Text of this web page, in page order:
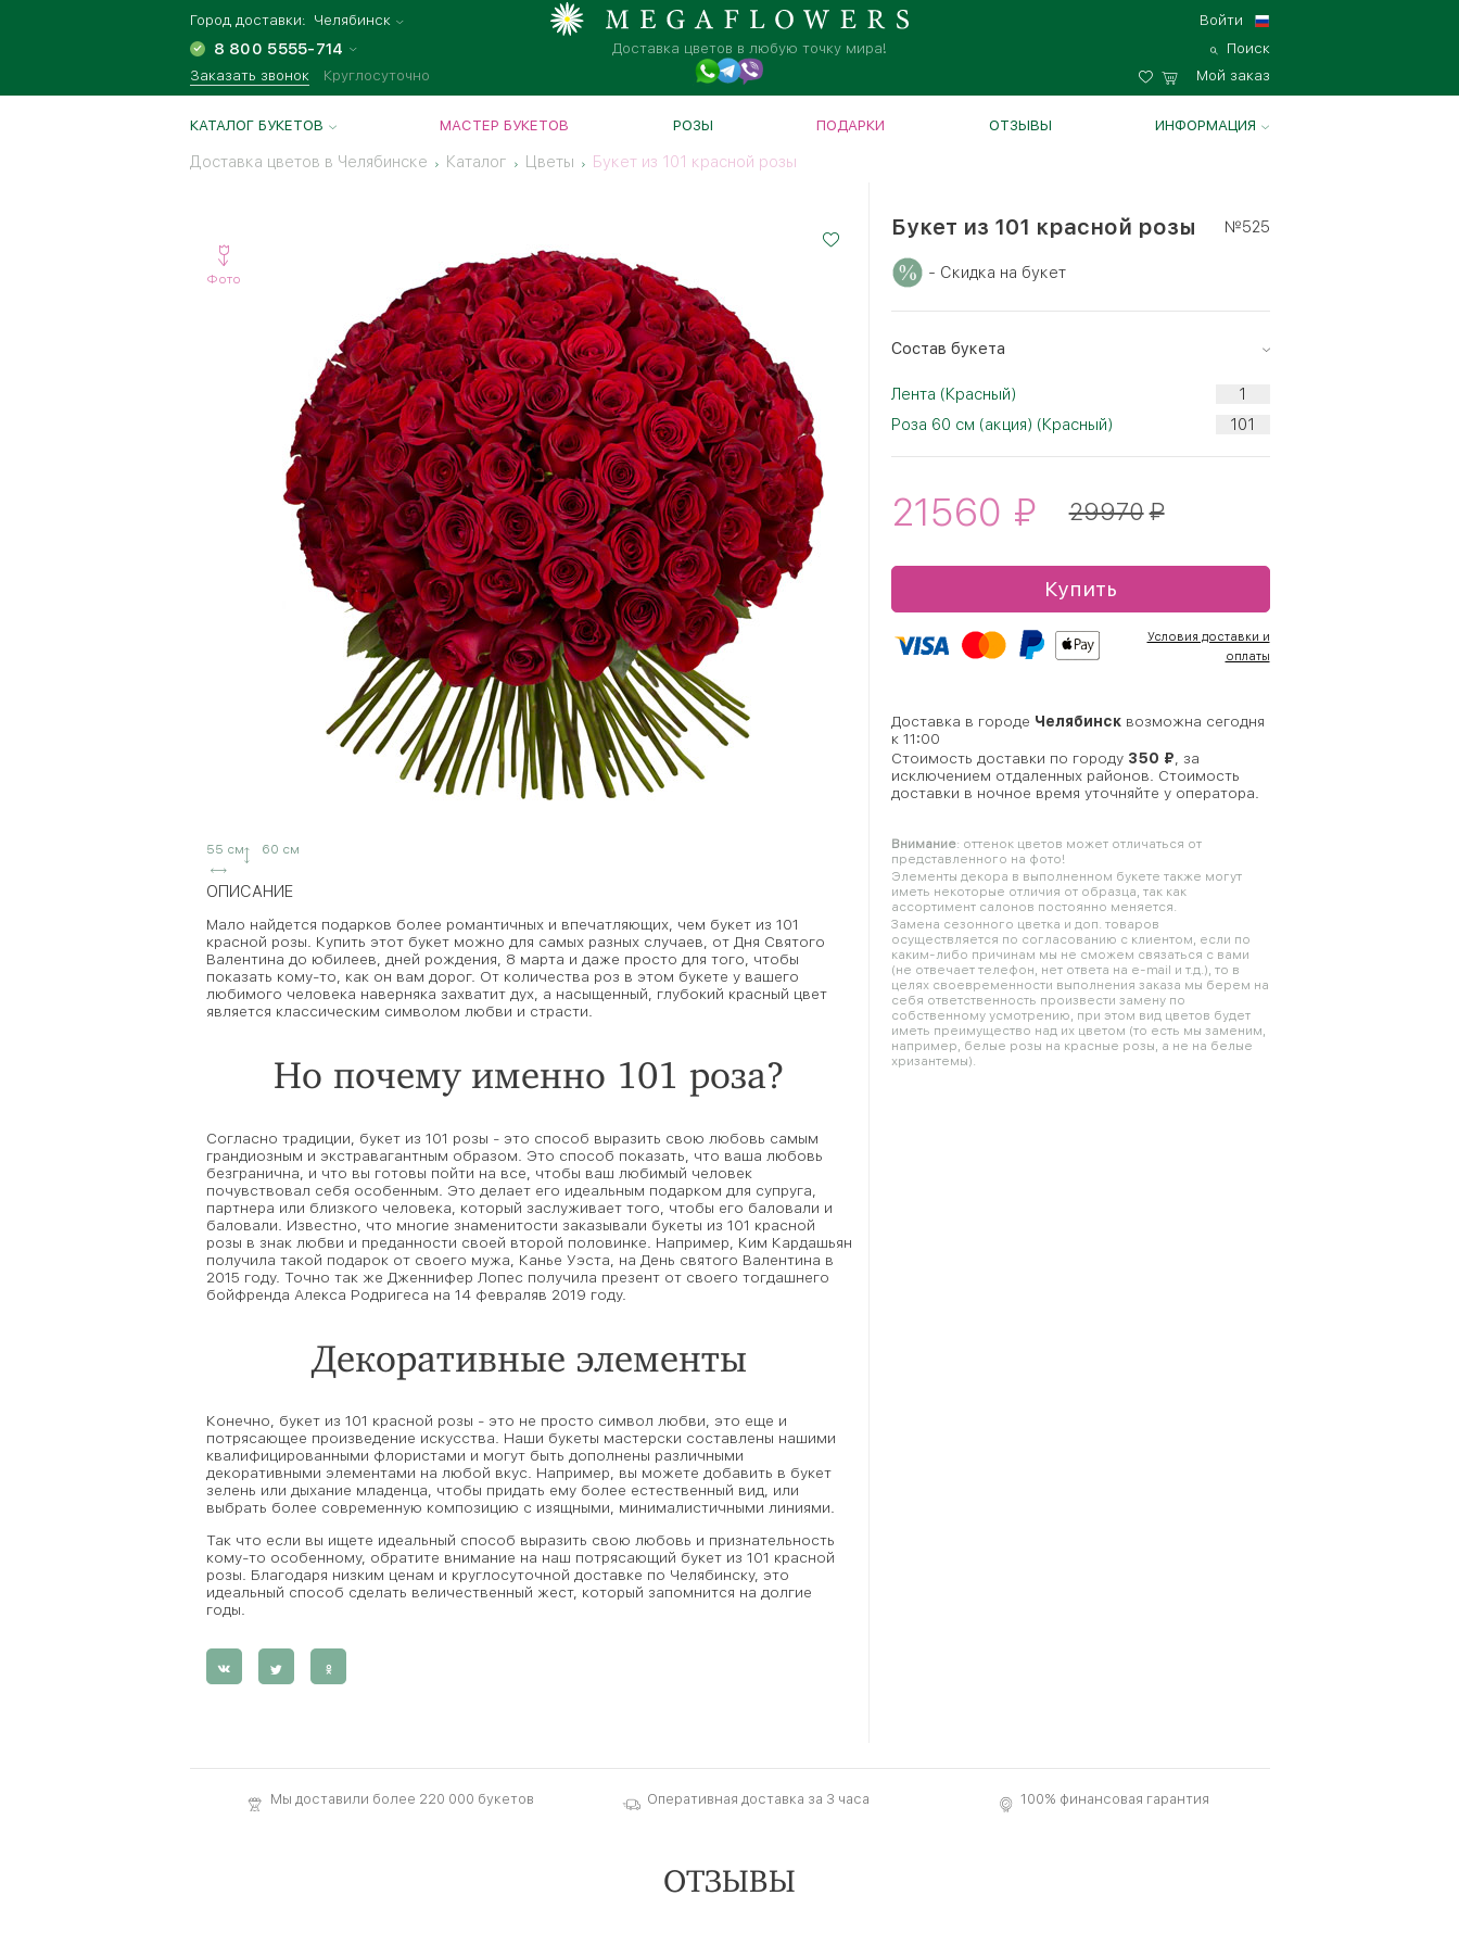
Город доставки: Челябинск
8 800 5555-714
Заказать звонок Круглосуточно
Доставка цветов в любую точку мира!
Войти
Поиск
Мой заказ
КАТАЛОГ БУКЕТОВ МАСТЕР БУКЕТОВ РОЗЫ ПОДАРКИ ОТЗЫВЫ ИНФОРМАЦИЯ
Доставка цветов в Челябинске Каталог Цветы Букет из 101 красной розы
Фото
55 см 60 см
ОПИСАНИЕ
Мало найдется подарков более романтичных и впечатляющих, чем букет из 101
красной розы. Купить этот букет можно для самых разных случаев, от Дня Святого
Валентина до юбилеев, дней рождения, 8 марта и даже просто для того, чтобы
показать кому-то, как он вам дорог. От количества роз в этом букете у вашего
любимого человека наверняка захватит дух, а насыщенный, глубокий красный цвет
является классическим символом любви и страсти.
Но почему именно 101 роза?
Согласно традиции, букет из 101 розы - это способ выразить свою любовь самым
грандиозным и экстравагантным образом. Это способ показать, что ваша любовь
безгранична, и что вы готовы пойти на все, чтобы ваш любимый человек
почувствовал себя особенным. Это делает его идеальным подарком для супруга,
партнера или близкого человека, который заслуживает того, чтобы его баловали и
баловали. Известно, что многие знаменитости заказывали букеты из 101 красной
розы в знак любви и преданности своей второй половинке. Например, Ким Кардашьян
получила такой подарок от своего мужа, Канье Уэста, на День святого Валентина в
2015 году. Точно так же Дженнифер Лопес получила презент от своего тогдашнего
бойфренда Алекса Родригеса на 14 февраляв 2019 году.
Декоративные элементы
Конечно, букет из 101 красной розы - это не просто символ любви, это еще и
потрясающее произведение искусства. Наши букеты мастерски составлены нашими
квалифицированными флористами и могут быть дополнены различными
декоративными элементами на любой вкус. Например, вы можете добавить в букет
зелень или дыхание младенца, чтобы придать ему более естественный вид, или
выбрать более современную композицию с изящными, минималистичными линиями.
Так что если вы ищете идеальный способ выразить свою любовь и признательность
кому-то особенному, обратите внимание на наш потрясающий букет из 101 красной
розы. Благодаря низким ценам и круглосуточной доставке по Челябинску, это
идеальный способ сделать величественный жест, который запомнится на долгие
годы.
Букет из 101 красной розы №525
- Скидка на букет
Cостав букета
Лента (Красный)
Роза 60 см (акция) (Красный)
21560 ₽ 29970₽
Купить
Условия доставки и
оплаты
Доставка в городе Челябинск возможна сегодня
к 11:00
Стоимость доставки по городу 350 ₽, за
исключением отдаленных районов. Стоимость
доставки в ночное время уточняйте у оператора.
Внимание: оттенок цветов может отличаться от
представленного на фото!
Элементы декора в выполненном букете также могут
иметь некоторые отличия от образца, так как
ассортимент салонов постоянно меняется.
Замена сезонного цветка и доп. товаров
осуществляется по согласованию с клиентом, если по
каким-либо причинам мы не сможем связаться с вами
(не отвечает телефон, нет ответа на e-mail и т.д.), то в
целях своевременности выполнения заказа мы берем на
себя ответственность произвести замену по
собственному усмотрению, при этом вид цветов будет
иметь преимущество над их цветом (то есть мы заменим,
например, белые розы на красные розы, а не на белые
хризантемы).
Мы доставили более 220 000 букетов Оперативная доставка за 3 часа 100% финансовая гарантия
ОТЗЫВЫ